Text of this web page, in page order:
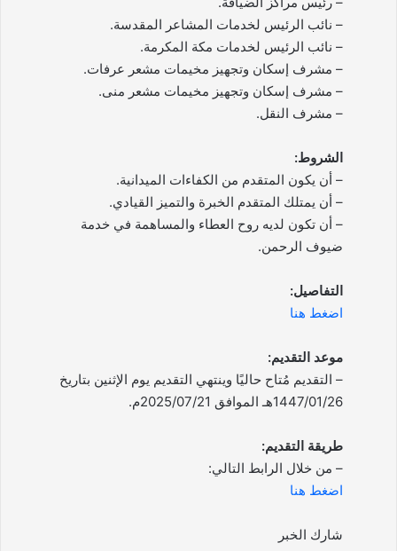
– نائب الرئيس لخدمات المشاعر المقدسة.
– نائب الرئيس لخدمات مكة المكرمة.
– مشرف إسكان وتجهيز مخيمات مشعر عرفات.
– مشرف إسكان وتجهيز مخيمات مشعر منى.
– مشرف النقل.
الشروط:
– أن يكون المتقدم من الكفاءات الميدانية.
– أن يمتلك المتقدم الخبرة والتميز القيادي.
– أن تكون لديه روح العطاء والمساهمة في خدمة
ضيوف الرحمن.
التفاصيل:
اضغط هنا
موعد التقديم:
– التقديم مُتاح حاليًا وينتهي التقديم يوم الإثنين بتاريخ
1447/01/26هـ الموافق 2025/07/21م.
طريقة التقديم:
– من خلال الرابط التالي:
اضغط هنا
شارك الخبر